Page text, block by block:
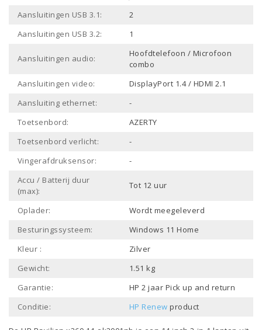
Aansluitingen USB 3.1:
2
Aansluitingen USB 3.2:
1
Aansluitingen audio:
Hoofdtelefoon / Microfoon
combo
Aansluitingen video:
DisplayPort 1.4 / HDMI 2.1
Aansluiting ethernet:
-
Toetsenbord:
AZERTY
Toetsenbord verlicht:
-
Vingerafdruksensor:
-
Accu / Batterij duur
(max):
Tot 12 uur
Oplader:
Wordt meegeleverd
Besturingssysteem:
Windows 11 Home
Kleur :
Zilver
Gewicht:
1.51 kg
Garantie:
HP 2 jaar Pick up and return
Conditie:
HP Renew product